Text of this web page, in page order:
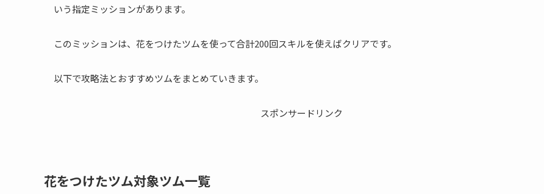
いう指定ミッションがあります。
このミッションは、花をつけたツムを使って合計200回スキルを使えばクリアです。
以下で攻略法とおすすめツムをまとめていきます。
スポンサードリンク
花をつけたツム対象ツム一覧